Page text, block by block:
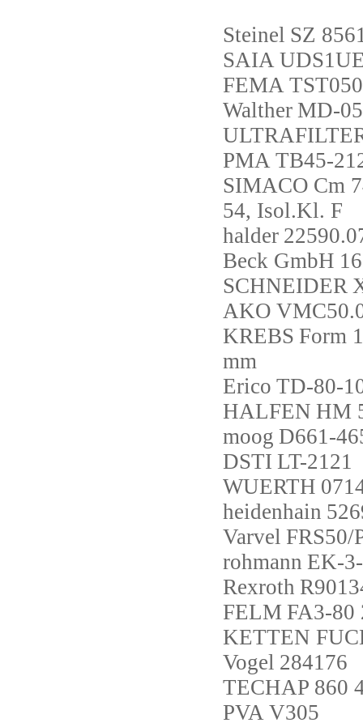
Steinel SZ
SAIA
FEMA
Walther MD-
PMA TB45-
SIMACO Cm
54, Isol.Kl. F
halder
Beck GmbH
SCHNEIDER
AKO
KREBS Form
mm
Erico TD-80-
HALFEN HM
moog D661-
DSTI LT-2121
WUERTH
heidenhain
Varvel FRS50/
rohmann EK-
Rexroth
FELM FA3-80
KETTEN
Vogel 284176
TECHAP 860
PVA V305